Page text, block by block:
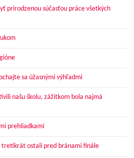
prirodzenou súčasťou práce všetkých
sa úžasnými výhľadmi
našu školu, zážitkom bola najmä
prehliadkami
tretíkrát ostali pred bránami finále